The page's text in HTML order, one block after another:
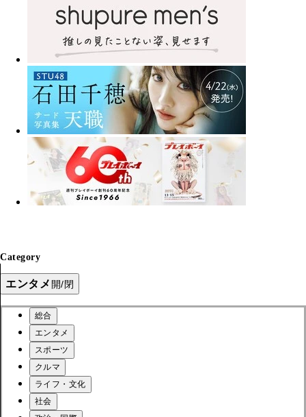
Category
エンタメ 開/閉
総合
エンタメ
スポーツ
クルマ
ライフ・文化
社会